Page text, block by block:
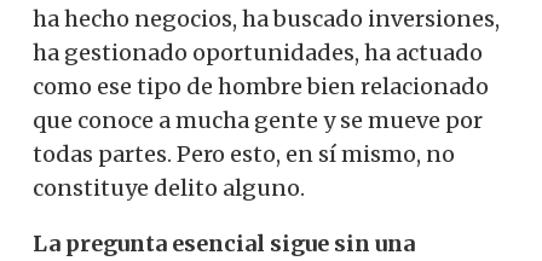
ha hecho negocios, ha buscado inversiones,
ha gestionado oportunidades, ha actuado
como ese tipo de hombre bien relacionado
que conoce a mucha gente y se mueve por
todas partes. Pero esto, en sí mismo, no
constituye delito alguno.
La pregunta esencial sigue sin una